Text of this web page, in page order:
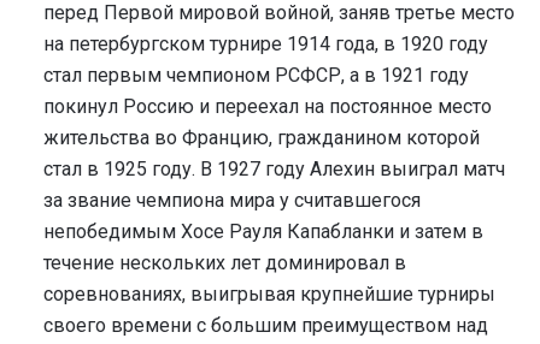
перед Первой мировой войной, заняв третье место
на петербургском турнире 1914 года, в 1920 году
стал первым чемпионом РСФСР, а в 1921 году
покинул Россию и переехал на постоянное место
жительства во Францию, гражданином которой
стал в 1925 году. В 1927 году Алехин выиграл матч
за звание чемпиона мира у считавшегося
непобедимым Хосе Рауля Капабланки и затем в
течение нескольких лет доминировал в
соревнованиях, выигрывая крупнейшие турниры
своего времени с большим преимуществом над